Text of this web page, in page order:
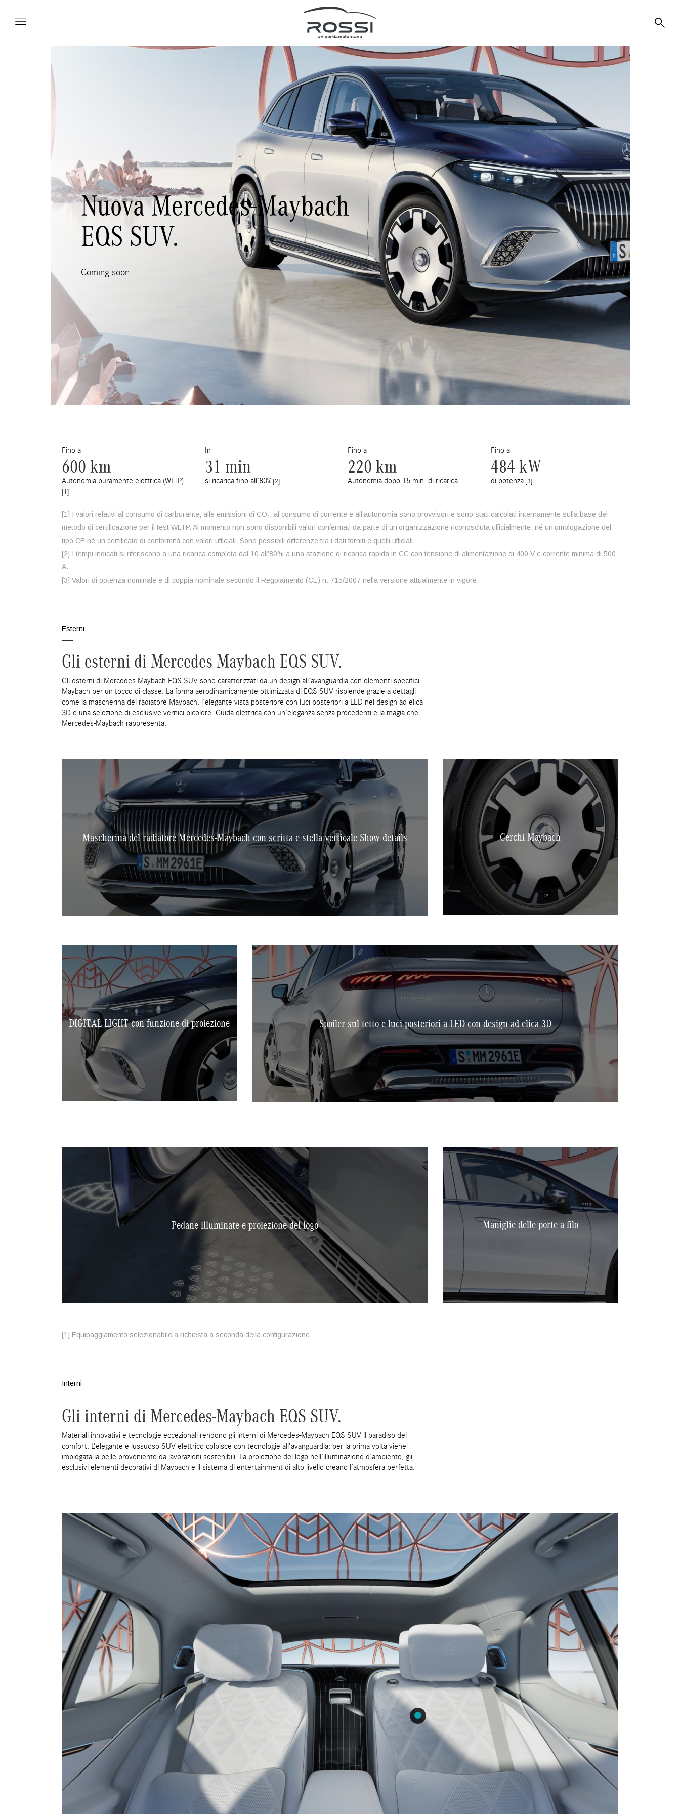
Vetture
Officina
Accessori eNuova Mercedes-Maybach
EQS SUV.
Coming soon.
Fino a
600 km
Autonomia puramente elettrica (WLTP)
[1]
In
31 min
si ricarica fino all’80%[2]
Fino a
220 km
Autonomia dopo 15 min. di ricarica
Fino a
484 kW
di potenza[3]
[1] I valori relativi al consumo di carburante, alle emissioni di CO₂, al consumo di corrente e all’autonomia sono provvisori e sono stati calcolati internamente sulla base del
metodo di certificazione per il test WLTP. Al momento non sono disponibili valori confermati da parte di un’organizzazione riconosciuta ufficialmente, né un’omologazione del
tipo CE né un certificato di conformità con valori ufficiali. Sono possibili differenze tra i dati forniti e quelli ufficiali.
[2] I tempi indicati si riferiscono a una ricarica completa dal 10 all’80% a una stazione di ricarica rapida in CC con tensione di alimentazione di 400 V e corrente minima di 500
A.
[3] Valori di potenza nominale e di coppia nominale secondo il Regolamento (CE) n. 715/2007 nella versione attualmente in vigore.
Esterni
Gli esterni di Mercedes-Maybach EQS SUV.
Gli esterni di Mercedes-Maybach EQS SUV sono caratterizzati da un design all’avanguardia con elementi specifici
Maybach per un tocco di classe. La forma aerodinamicamente ottimizzata di EQS SUV risplende grazie a dettagli
come la mascherina del radiatore Maybach, l’elegante vista posteriore con luci posteriori a LED nel design ad elica
3D e una selezione di esclusive vernici bicolore. Guida elettrica con un’eleganza senza precedenti e la magia che
Mercedes-Maybach rappresenta.
Mascherina del radiatore Mercedes-Maybach con scritta e stella verticale Show details Cerchi Maybach
DIGITAL LIGHT con funzione di proiezione Spoiler sul tetto e luci posteriori a LED con design ad elica 3D
Pedane illuminate e proiezione del logo Maniglie delle porte a filo
[1] Equipaggiamento selezionabile a richiesta a seconda della configurazione.
Interni
Gli interni di Mercedes-Maybach EQS SUV.
Materiali innovativi e tecnologie eccezionali rendono gli interni di Mercedes-Maybach EQS SUV il paradiso del
comfort. L’elegante e lussuoso SUV elettrico colpisce con tecnologie all’avanguardia: per la prima volta viene
impiegata la pelle proveniente da lavorazioni sostenibili. La proiezione del logo nell’illuminazione d’ambiente, gli
esclusivi elementi decorativi di Maybach e il sistema di entertainment di alto livello creano l’atmosfera perfetta.